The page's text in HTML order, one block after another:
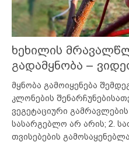
ხეხილის
გადამყნობა –
მყნობა გამოიყენება
კლონების
ვეგეტაციური
სასარგებლო არ არის; 2.
თვისებების